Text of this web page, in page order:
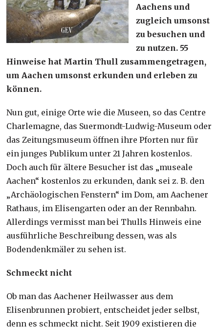
Aachens und
zugleich umsonst
zu besuchen und
zu nutzen. 55
Hinweise hat Martin Thull zusammengetragen,
um Aachen umsonst erkunden und erleben zu
können.
Nun gut, einige Orte wie die Museen, so das Centre
Charlemagne, das Suermondt-Ludwig-Museum oder
das Zeitungsmuseum öffnen ihre Pforten nur für
ein junges Publikum unter 21 Jahren kostenlos.
Doch auch für ältere Besucher ist das „museale
Aachen“ kostenlos zu erkunden, dank sei z. B. den
„Archäologischen Fenstern“ im Dom, am Aachener
Rathaus, im Elisengarten oder an der Rennbahn.
Allerdings vermisst man bei Thulls Hinweis eine
ausführliche Beschreibung dessen, was als
Bodendenkmäler zu sehen ist.
Schmeckt nicht
Ob man das Aachener Heilwasser aus dem
Elisenbrunnen probiert, entscheidet jeder selbst,
denn es schmeckt nicht. Seit 1909 existieren die